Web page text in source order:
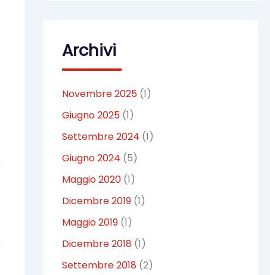
Archivi
Novembre 2025(1)
Giugno 2025(1)
Settembre 2024 (1)
Giugno 2024 (5)
Maggio 2020(1)
Dicembre 2019(1)
Maggio 2019(1)
Dicembre 2018 (1)
Settembre 2018 (2)